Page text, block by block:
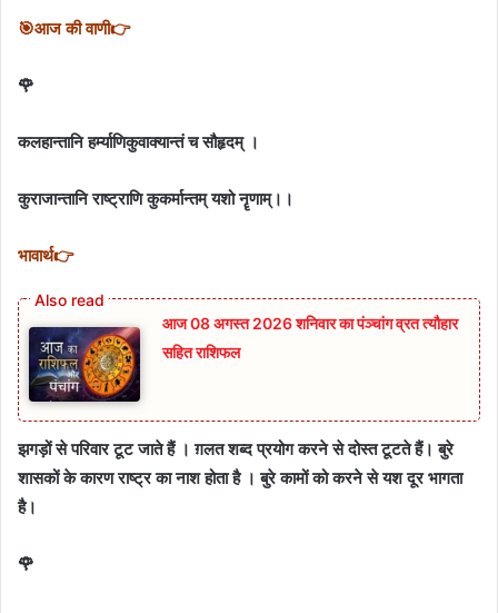
🎯आज की वाणी👉
🌹
कलहान्तानि हर्म्याणिकुवाक्यान्तं च सौहृदम् ।
कुराजान्तानि राष्ट्राणिकुकर्मान्तम् यशो नॄणाम्।।
भावार्थ👉
आज 08 अगस्त 2026‌ शनिवार का पंञ्चांग व्रत त्यौहार
सहित राशिफल
झगड़ों से परिवार टूट जाते हैं । ग़लत शब्द प्रयोग करने से दोस्त टूटते हैं। बुरे
शासकों के कारण राष्ट्र का नाश होता है । बुरे कामों को करने से यश दूर भागता
है।
🌹